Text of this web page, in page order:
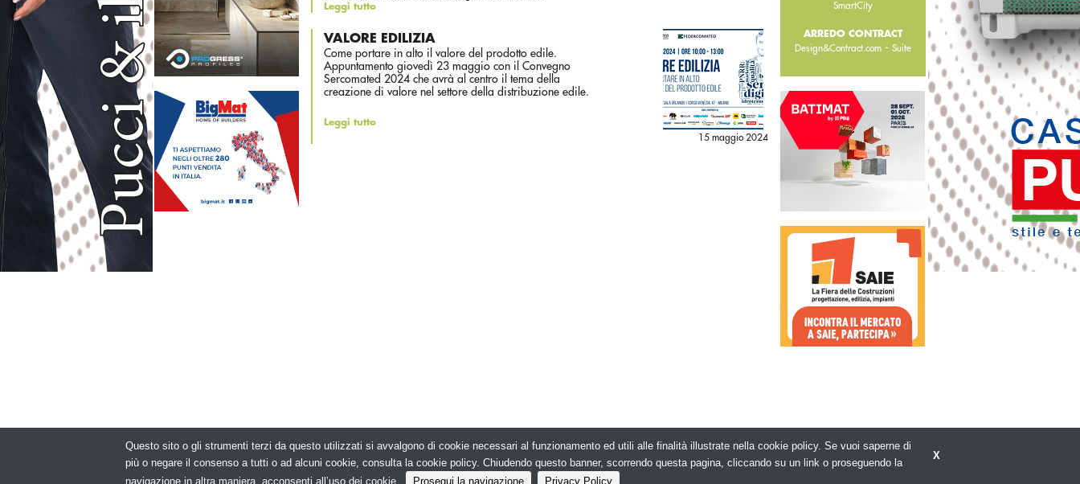
Leggi tutto
VALORE EDILIZIA
Come portare in alto il valore del prodotto edile.
Appuntamento giovedì 23 maggio con il Convegno
Sercomated 2024 che avrà al centro il tema della
creazione di valore nel settore della distribuzione edile.
Leggi tutto
15 maggio 2024
SmartCity
ARREDO CONTRACT
Design&Contract.com -Suite
© Copyright 2026. Edilizia in Rete - N.ro Iscrizione ROC 5836 -Privacy policy X
Questo sito o gli strumenti terzi da questo utilizzati si avvalgono di cookie necessari al funzionamento ed utili alle finalità illustrate nella cookie policy. Se vuoi saperne di
più o negare il consenso a tutti o ad alcuni cookie, consulta la cookie policy. Chiudendo questo banner, scorrendo questa pagina, cliccando su un link o proseguendo la
navigazione in altra maniera, acconsenti all’uso dei cookie.
Prosegui la navigazione Privacy Policy